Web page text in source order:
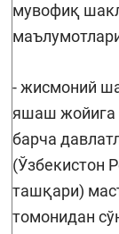
мувофиқ
- жисмоний
яшаш жойига
барча
(Ўзбекистон
ташқари)
томонидан